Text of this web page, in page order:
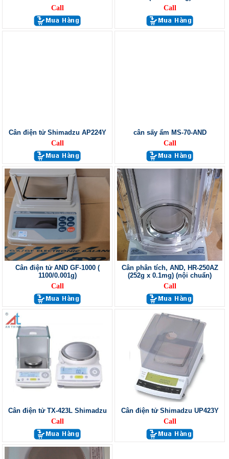
Call
Call
Cân điện tử Shimadzu AP224Y
Call
cân sấy ẩm MS-70-AND
Call
Cân điện tử AND GF-1000 (
1100/0.001g)
Call
Cân phân tích, AND, HR-250AZ
(252g x 0.1mg) (nội chuẩn)
Call
Cân điện tử TX-423L Shimadzu
Call
Cân điện tử Shimadzu UP423Y
Call